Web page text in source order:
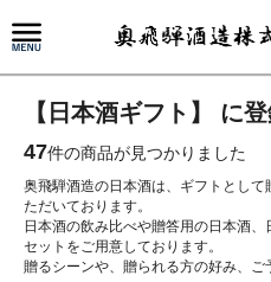
【日本酒ギフト】 に
47件の商品が見つかりました
奥飛騨酒造の日本酒は、ギフトとし
ただいております。
日本酒の飲み比べや贈答用の日本酒
セットをご用意しております。
贈るシーンや、贈られる方の好み、